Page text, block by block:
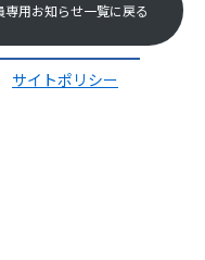
専用お知らせ一覧に戻る
サイトポリシー